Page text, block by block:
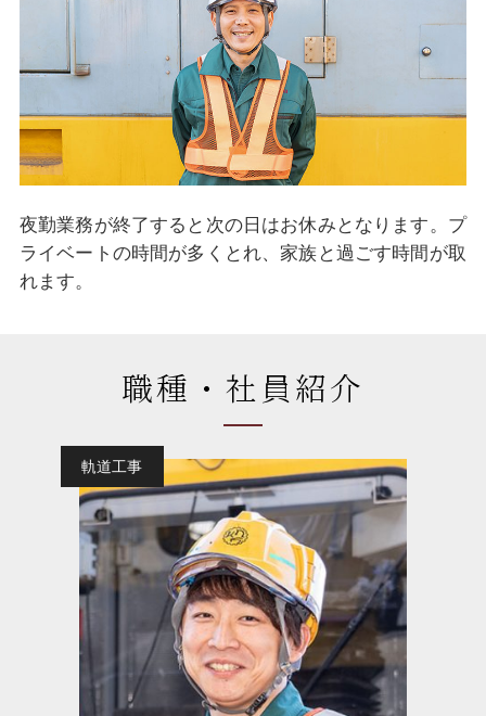
夜勤業務が終了すると次の日はお休みとなります。プ
ライベートの時間が多くとれ、家族と過ごす時間が取
れます。
職種・社員紹介
軌道工事